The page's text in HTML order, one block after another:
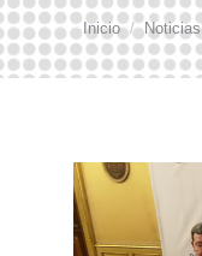
Estás aquí:
Inicio Noticias